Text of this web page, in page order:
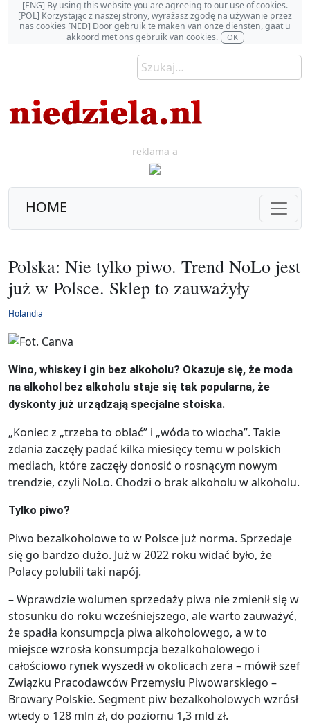
[ENG] By using this website you are agreeing to our use of cookies.
[POL] Korzystając z naszej strony, wyrażasz zgodę na używanie przez
nas cookies [NED] Door gebruik te maken van onze diensten, gaat u
akkoord met ons gebruik van cookies.
OK
reklama a
HOME
Polska: Nie tylko piwo. Trend NoLo jest
już w Polsce. Sklep to zauważyły
Holandia
Wino, whiskey i gin bez alkoholu? Okazuje się, że moda
na alkohol bez alkoholu staje się tak popularna, że
dyskonty już urządzają specjalne stoiska.
„Koniec z „trzeba to oblać” i „wóda to wiocha”. Takie
zdania zaczęły padać kilka miesięcy temu w polskich
mediach, które zaczęły donosić o rosnącym nowym
trendzie, czyli NoLo. Chodzi o brak alkoholu w alkoholu.
Tylko piwo?
Piwo bezalkoholowe to w Polsce już norma. Sprzedaje
się go bardzo dużo. Już w 2022 roku widać było, że
Polacy polubili taki napój.
– Wprawdzie wolumen sprzedaży piwa nie zmienił się w
stosunku do roku wcześniejszego, ale warto zauważyć,
że spadła konsumpcja piwa alkoholowego, a w to
miejsce wzrosła konsumpcja bezalkoholowego i
całościowo rynek wyszedł w okolicach zera – mówił szef
Związku Pracodawców Przemysłu Piwowarskiego –
Browary Polskie. Segment piw bezalkoholowych wzrósł
wtedy o 128 mln zł, do poziomu 1,3 mld zł.